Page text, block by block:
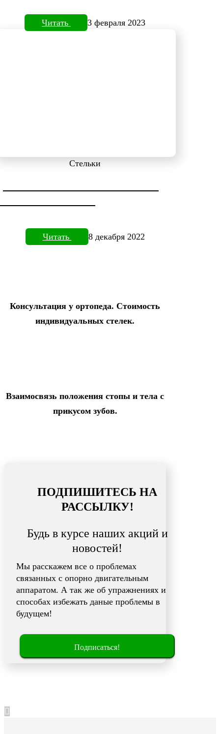
Читать 3 февраля 2023
Стельки
Читать 8 декабря 2022
Консультация у ортопеда. Стоимость
индивидуальных стелек.
Взаимосвязь положения стопы и тела с
прикусом зубов.
ПОДПИШИТЕСЬ НА
РАССЫЛКУ!
Будь в курсе наших акций и
новостей!
Мы расскажем все о проблемах
связанных с опорно двигательным
аппаратом. А так же об упражнениях и
способах избежать даные проблемы в
будущем!
Подписаться!